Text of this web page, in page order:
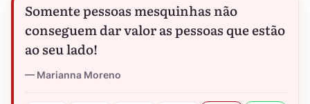
Somente pessoas mesquinhas não
conseguem dar valor as pessoas que estão
ao seu lado!
Marianna Moreno